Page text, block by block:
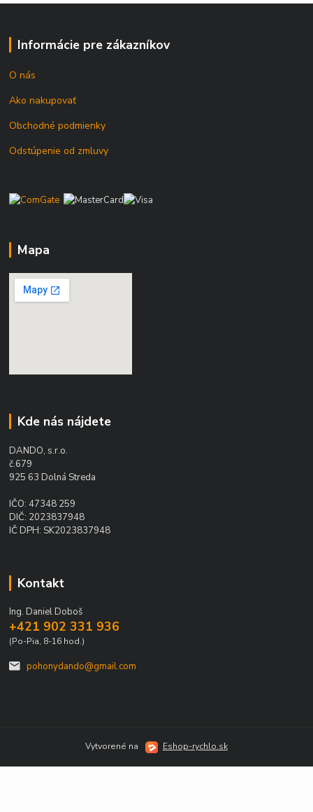
Informácie pre zákazníkov
O nás
Ako nakupovať
Obchodné podmienky
Odstúpenie od zmluvy
Mapa
Kde nás nájdete
DANDO, s.r.o.
č.679
925 63 Dolná Streda
IČO: 47348 259
DIČ: 2023837948
IČ DPH: SK2023837948
Kontakt
Ing. Daniel Doboš
+421 902 331 936
(Po-Pia, 8-16 hod.)
pohonydando@gmail.com
Vytvorené na Eshop-rychlo.sk